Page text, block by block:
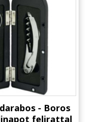
- Boros
felirattal